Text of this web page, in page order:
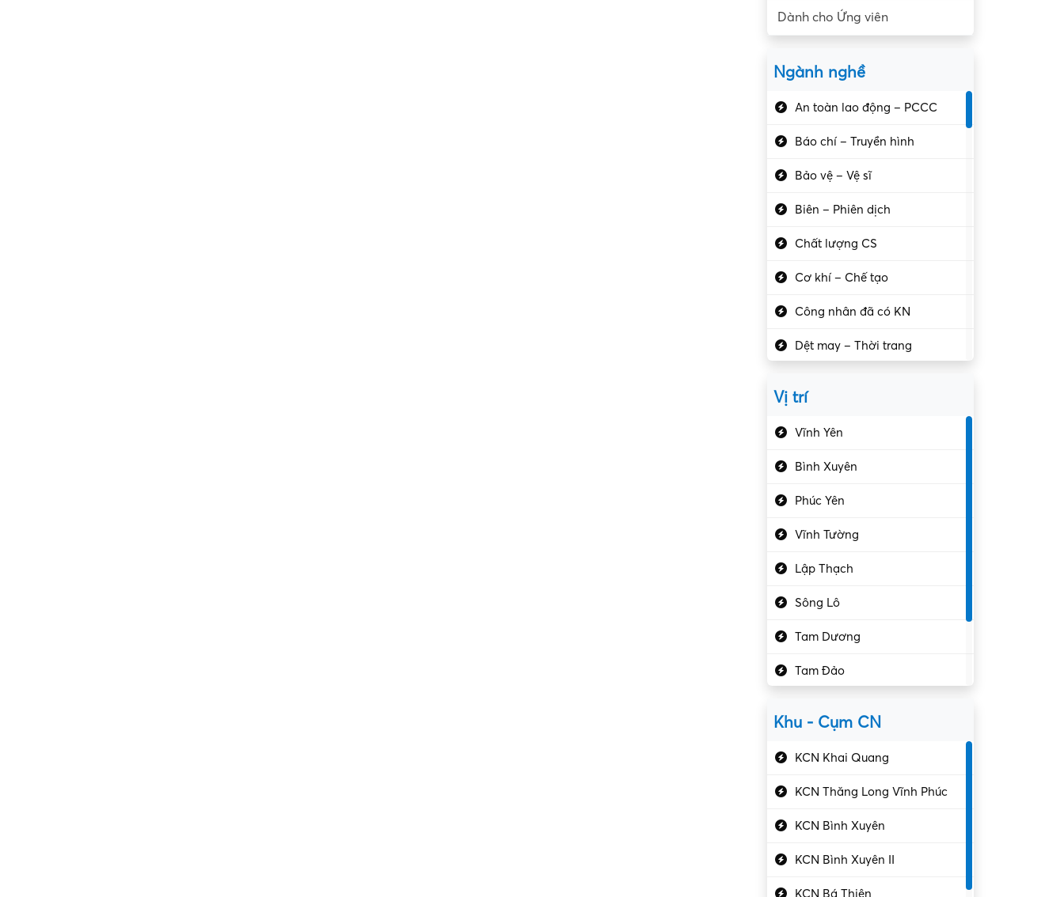
Dành cho Ứng viên
Ngành nghề
An toàn lao động – PCCC
Báo chí – Truyền hình
Bảo vệ – Vệ sĩ
Biên – Phiên dịch
Chất lượng CS
Cơ khí – Chế tạo
Công nhân đã có KN
Dệt may – Thời trang
Kiểm soát chất lượng
Kỹ sư cơ khí
Kỹ sư điện
Kỹ thuật cao
Kỹ thuật mạng – IT
Làm bán thời gian
Lao động phổ thông
Vị trí
Vĩnh Yên
Bình Xuyên
Phúc Yên
Vĩnh Tường
Lập Thạch
Sông Lô
Tam Dương
Tam Đảo
Khu - Cụm CN
KCN Khai Quang
KCN Thăng Long Vĩnh Phúc
KCN Bình Xuyên
KCN Bình Xuyên II
KCN Bá Thiện